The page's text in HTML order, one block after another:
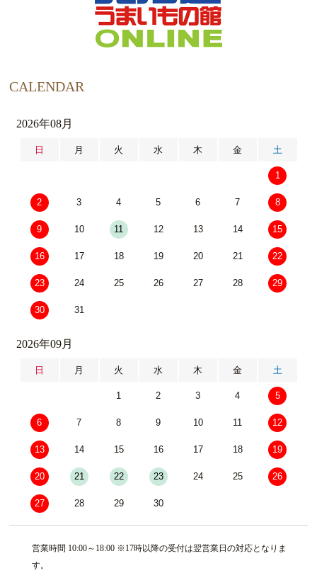
CALENDAR
2026年08月
日 月 火 水 木 金 土
1
2 3 4 5 6 7 8
9 10 11 12 13 14 15
16 17 18 19 20 21 22
23 24 25 26 27 28 29
30 31
2026年09月
日 月 火 水 木 金 土
1 2 3 4 5
6 7 8 9 10 11 12
13 14 15 16 17 18 19
20 21 22 23 24 25 26
27 28 29 30
営業時間 10:00～18:00 ※17時以降の受付は翌営業日の対応となりま
す。